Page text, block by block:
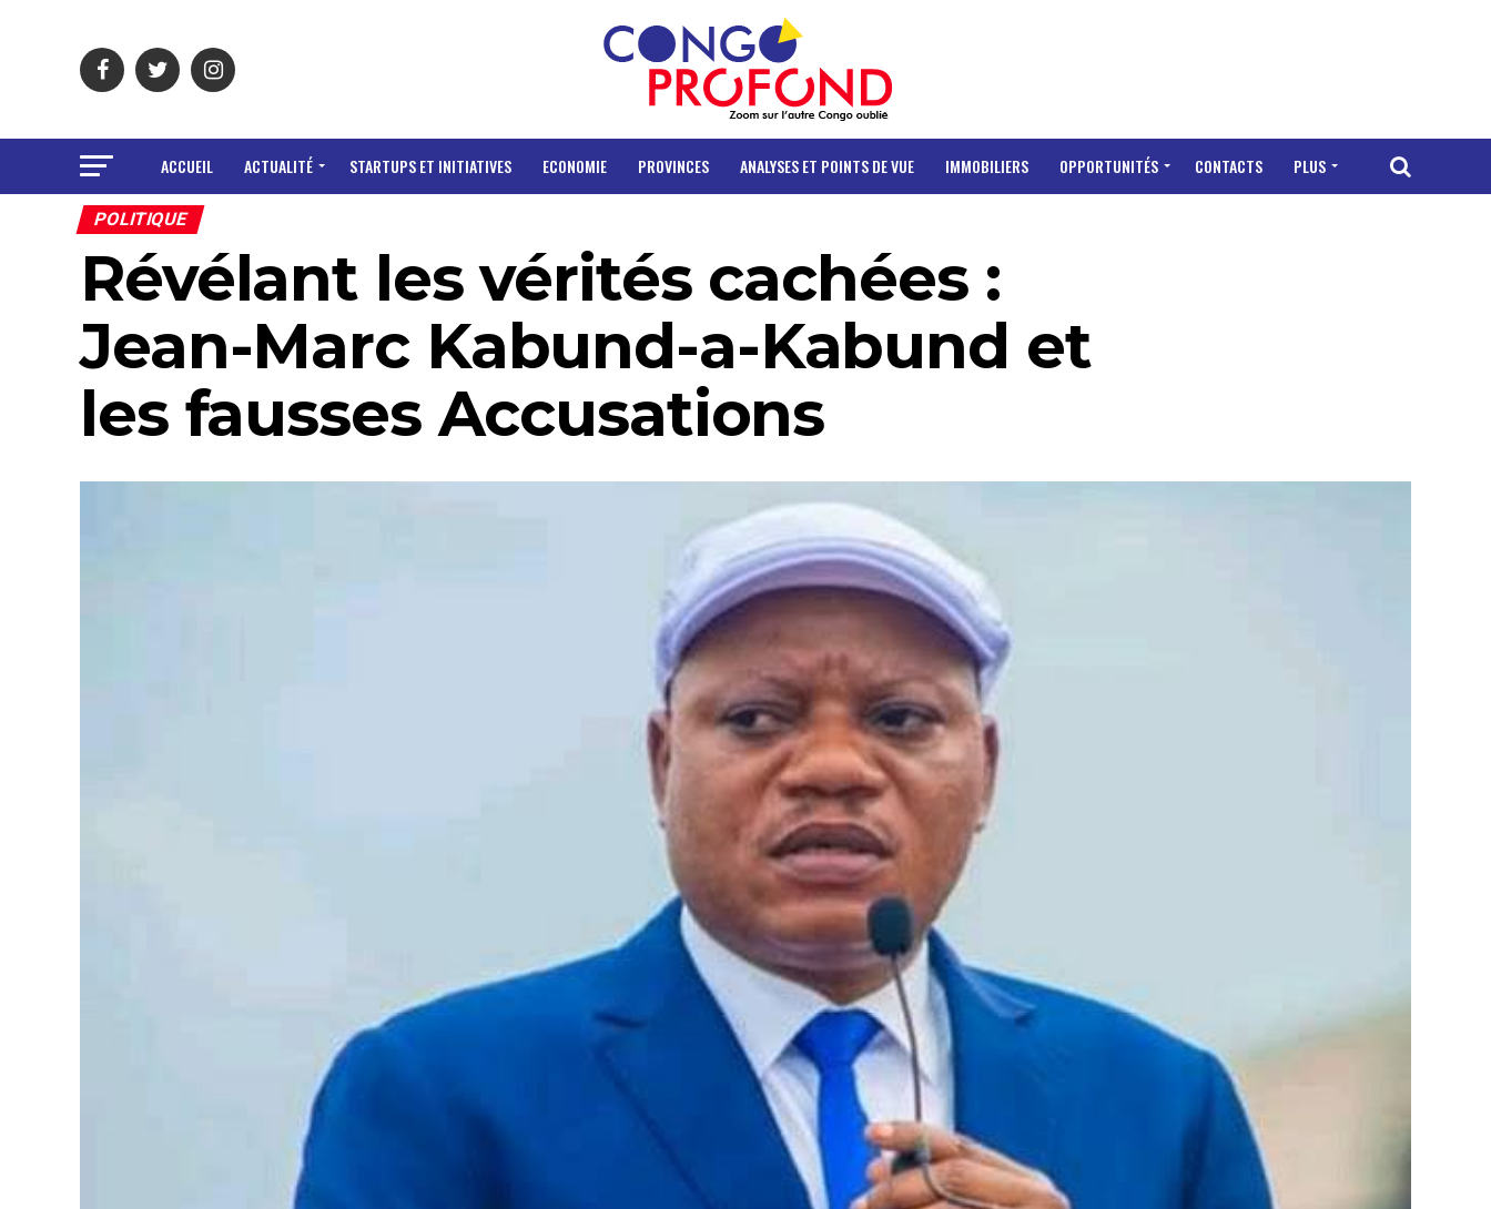
ACCUEIL ACTUALITÉ STARTUPS ET INITIATIVES ECONOMIE PROVINCES ANALYSES ET POINTS DE VUE IMMOBILIERS OPPORTUNITÉS CONTACTS PLUS
POLITIQUE
Révélant les vérités cachées :
Jean-Marc Kabund-a-Kabund et
les fausses Accusations